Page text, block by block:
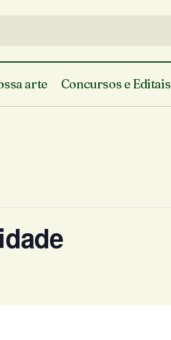
arte Concursos e Editais